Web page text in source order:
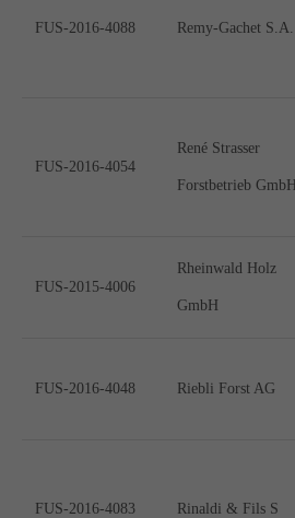
FUS-2016-4088 Remy-Gachet S.A.
FUS-2016-4054
René Strasser
Forstbetrieb GmbH
FUS-2015-4006
Rheinwald Holz
GmbH
FUS-2016-4048 Riebli Forst AG
FUS-2016-4083 Rinaldi & Fils S